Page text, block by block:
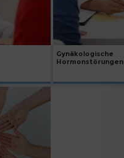
Gynäkologische
Hormonstörungen